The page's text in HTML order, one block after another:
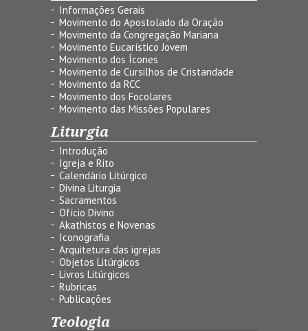
Informações Gerais
Movimento do Apostolado da Oração
Movimento da Congregação Mariana
Movimento Eucarístico Jovem
Movimento dos Ícones
Movimento de Cursilhos de Cristandade
Movimento da RCC
Movimento dos Focolares
Movimento das Missões Populares
Liturgia
Introdução
Igreja e Rito
Calendário Litúrgico
Divina Liturgia
Sacramentos
Ofício Divino
Akathistos e Novenas
Iconografia
Arquitetura das igrejas
Objetos Litúrgicos
Livros Litúrgicos
Rubricas
Publicações
Teologia